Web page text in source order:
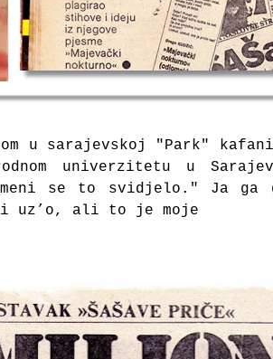
u sarajevskoj "Park"
univerzitetu u
se to svidjelo." Ja ga
uz’o, ali to je moje